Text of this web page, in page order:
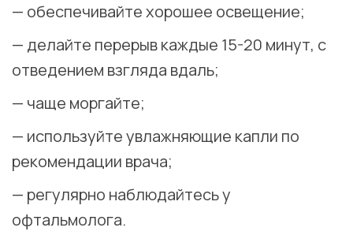
— обеспечивайте хорошее освещение;
— делайте перерыв каждые 15-20 минут, с
отведением взгляда вдаль;
— чаще моргайте;
— используйте увлажняющие капли по
рекомендации врача;
— регулярно наблюдайтесь у
офтальмолога.